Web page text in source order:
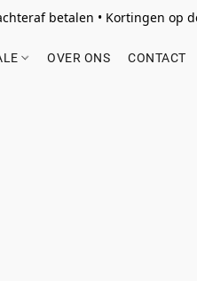
betalen • Kortingen op
OVER ONS CONTACT